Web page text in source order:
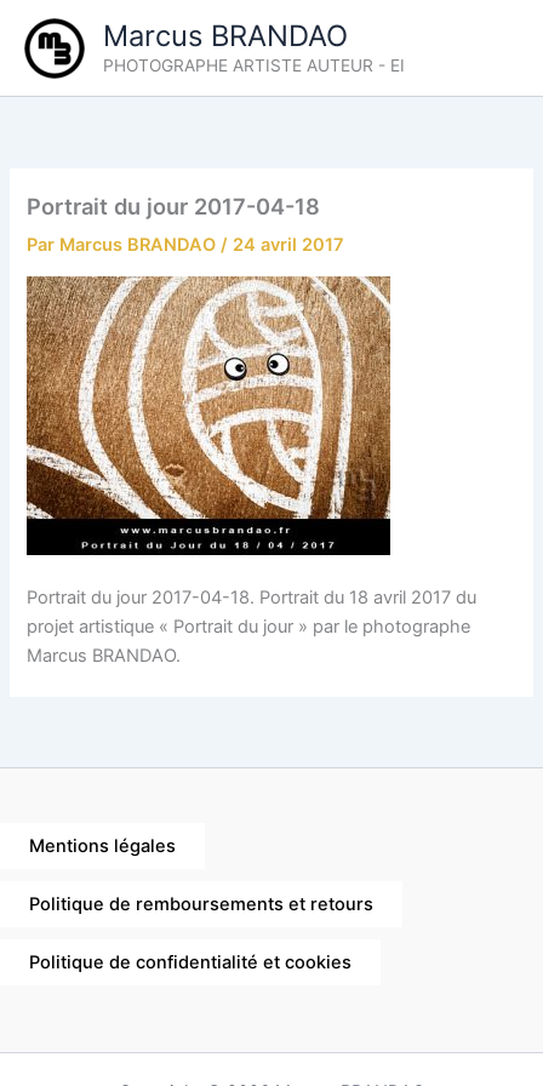
contenu
Marcus BRANDAO
PHOTOGRAPHE ARTISTE AUTEUR - EI
Portrait du jour 2017-04-18
Par Marcus BRANDAO/ 24 avril 2017
Portrait du jour 2017-04-18. Portrait du 18 avril 2017 du
projet artistique « Portrait du jour » par le photographe
Marcus BRANDAO.
Mentions légales
Politique de remboursements et retours
Politique de confidentialité et cookies